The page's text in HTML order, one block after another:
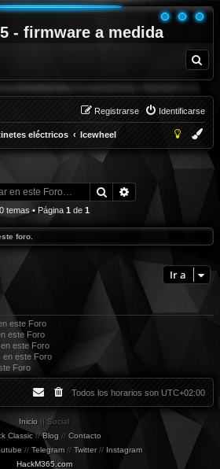
- firmware a medida
u
Identificarse
Registrarse
eléctricos Icewheel
Buscar
0 temas • Página 1 de 1
foro.
Ir a
este Foro
este Foro
este Foro
en este Foro
Foro
Todos los horarios son UTC+02:00
Inicio || Social
Classic//Blog // Contacto
// Telegram // Twitter// Instagram
HackM365.com